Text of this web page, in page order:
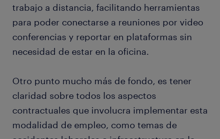
trabajo a distancia, facilitando herramientas
para poder conectarse a reuniones por video
conferencias y reportar en plataformas sin
necesidad de estar en la oficina.
Otro punto mucho más de fondo, es tener
claridad sobre todos los aspectos
contractuales que involucra implementar esta
modalidad de empleo, como temas de